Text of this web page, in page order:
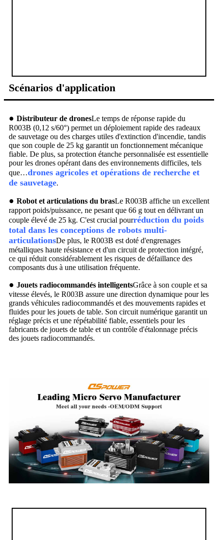
Scénarios d'application
● Distributeur de dronesLe temps de réponse rapide du
R003B (0,12 s/60°) permet un déploiement rapide des radeaux
de sauvetage ou des charges utiles d'extinction d'incendie, tandis
que son couple de 25 kg garantit un fonctionnement mécanique
fiable. De plus, sa protection étanche personnalisée est essentielle
pour les drones opérant dans des environnements difficiles, tels
que…drones agricoles et opérations de recherche et
de sauvetage.
● Robot et articulations du brasLe R003B affiche un excellent
rapport poids/puissance, ne pesant que 66 g tout en délivrant un
couple élevé de 25 kg. C'est crucial pourréduction du poids
total dans les conceptions de robots multi-
articulationsDe plus, le R003B est doté d'engrenages
métalliques haute résistance et d'un circuit de protection intégré,
ce qui réduit considérablement les risques de défaillance des
composants dus à une utilisation fréquente.
● Jouets radiocommandés intelligentsGrâce à son couple et sa
vitesse élevés, le R003B assure une direction dynamique pour les
grands véhicules radiocommandés et des mouvements rapides et
fluides pour les jouets de table. Son circuit numérique garantit un
réglage précis et une répétabilité fiable, essentiels pour les
fabricants de jouets de table et un contrôle d'étalonnage précis
des jouets radiocommandés.